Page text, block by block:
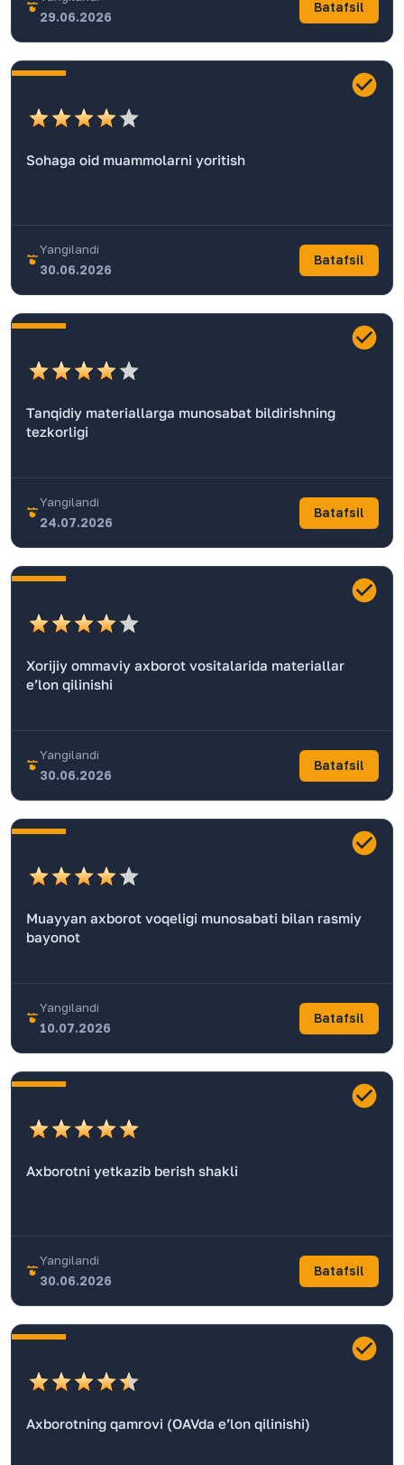
29.06.2026
Batafsil
Sohaga oid muammolarni yoritish
Yangilandi
30.06.2026
Batafsil
Tanqidiy materiallarga munosabat bildirishning
tezkorligi
Yangilandi
24.07.2026
Batafsil
Xorijiy ommaviy axborot vositalarida materiallar
eʼlon qilinishi
Yangilandi
30.06.2026
Batafsil
Muayyan axborot voqeligi munosabati bilan rasmiy
bayonot
Yangilandi
10.07.2026
Batafsil
Axborotni yetkazib berish shakli
Yangilandi
30.06.2026
Batafsil
Axborotning qamrovi (OAVda eʼlon qilinishi)